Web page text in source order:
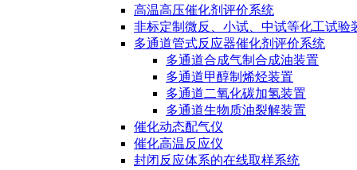
高温高压催化剂评价系统
非标定制微反、小试、中试等化工试验
多通道管式反应器催化剂评价系统
多通道合成气制合成油装置
多通道甲醇制烯烃装置
多通道二氧化碳加氢装置
多通道生物质油裂解装置
催化动态配气仪
催化高温反应仪
封闭反应体系的在线取样系统